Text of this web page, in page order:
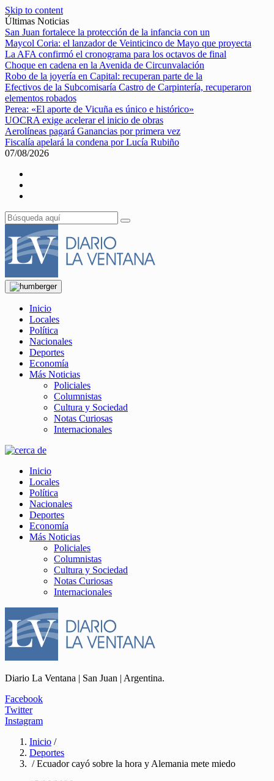
Skip to content
Últimas Noticias
San Juan fortalece la protección de la infancia con un
Maycol Coria: el lanzador de Veinticinco de Mayo que proyecta
La AFA confirmó el cronograma para los octavos de final
Choque en cadena en la Avenida de Circunvalación
Robo de la joyería en Capital: recuperan parte de la
Efectivos de la Subcomisaría Castro de Carpintería, recuperaron
elementos robados
Perea: «El aporte de Vicuña es único e histórico»
UOCRA exige acelerar el inicio de obras
Aerolíneas pagará Ganancias por primera vez
Fiscalía apelará la condena por Lucía Rubiño
07/08/2026
Inicio
Locales
Política
Nacionales
Deportes
Economía
Más Noticias
Policiales
Columnistas
Cultura y Sociedad
Notas Curiosas
Internacionales
Inicio
Locales
Política
Nacionales
Deportes
Economía
Más Noticias
Policiales
Columnistas
Cultura y Sociedad
Notas Curiosas
Internacionales
Diario La Ventana | San Juan | Argentina.
Facebook
Twitter
Instagram
Inicio /
Deportes
/ Ecuador cayó sobre la hora y Alemania mete miedo